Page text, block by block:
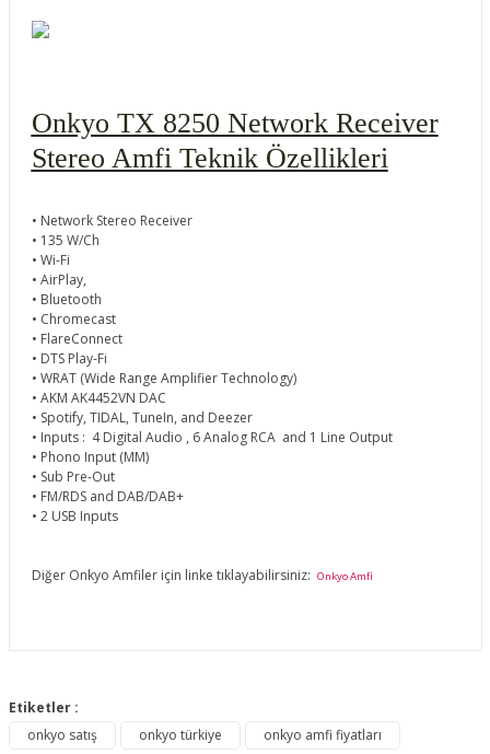
Onkyo TX 8250 Network Receiver
Stereo Amfi Teknik Özellikleri
• Network Stereo Receiver
• 135 W/Ch
• Wi-Fi
• AirPlay,
• Bluetooth
• Chromecast
• FlareConnect
• DTS Play-Fi
• WRAT (Wide Range Amplifier Technology)
• AKM AK4452VN DAC
• Spotify, TIDAL, TuneIn, and Deezer
• Inputs : 4 Digital Audio , 6 Analog RCA and 1 Line Output
• Phono Input (MM)
• Sub Pre-Out
• FM/RDS and DAB/DAB+
• 2 USB Inputs
Diğer Onkyo Amfiler için linke tıklayabilirsiniz: Onkyo Amfi
konularda yetersiz gördüğünüz noktaları öneri formunu
Görüş ve önerileriniz için teşekkür ederiz.
Etiketler :
onkyo satış
onkyo türkiye
onkyo amfi fiyatları